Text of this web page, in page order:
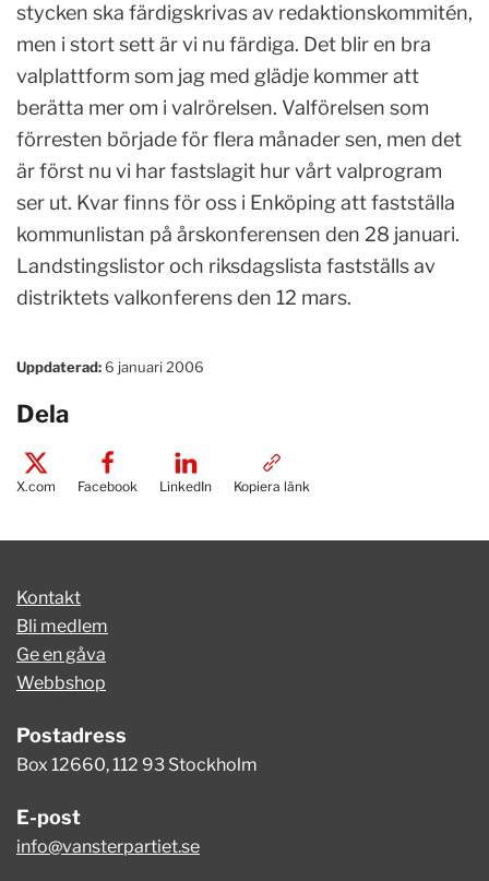
stycken ska färdigskrivas av redaktionskommitén,
men i stort sett är vi nu färdiga. Det blir en bra
valplattform som jag med glädje kommer att
berätta mer om i valrörelsen. Valförelsen som
förresten började för flera månader sen, men det
är först nu vi har fastslagit hur vårt valprogram
ser ut. Kvar finns för oss i Enköping att fastställa
kommunlistan på årskonferensen den 28 januari.
Landstingslistor och riksdagslista fastställs av
distriktets valkonferens den 12 mars.
Uppdaterad:6 januari 2006
Dela
X.com Facebook LinkedIn Kopiera länk
Kontakt
Bli medlem
Ge en gåva
Webbshop
Postadress
Box 12660, 112 93 Stockholm
E-post
info@vansterpartiet.se